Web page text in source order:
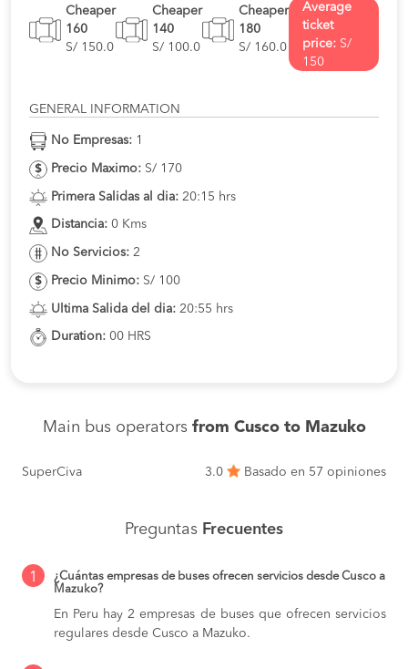
Cheaper
160
S/ 150.0
Cheaper
140
S/ 100.0
Cheaper
180
S/ 160.0
Average
ticket
price: S/
150
GENERAL INFORMATION
No Empresas: 1
Precio Maximo: S/ 170
Primera Salidas al dia: 20:15 hrs
Distancia: 0 Kms
No Servicios: 2
Precio Minimo: S/ 100
Ultima Salida del dia: 20:55 hrs
Duration: 00 HRS
Main bus operators from Cusco to Mazuko
SuperCiva 3.0 Basado en 57 opiniones
Preguntas Frecuentes
1
¿Cuántas empresas de buses ofrecen servicios desde Cusco a
Mazuko?
En Peru hay 2 empresas de buses que ofrecen servicios
regulares desde Cusco a Mazuko.